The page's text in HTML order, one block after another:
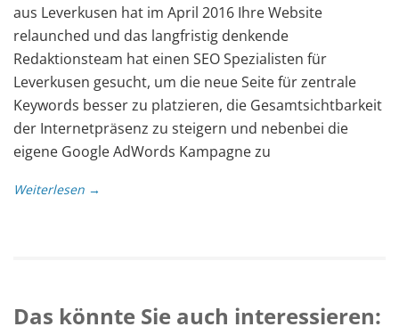
aus Leverkusen hat im April 2016 Ihre Website
relaunched und das langfristig denkende
Redaktionsteam hat einen SEO Spezialisten für
Leverkusen gesucht, um die neue Seite für zentrale
Keywords besser zu platzieren, die Gesamtsichtbarkeit
der Internetpräsenz zu steigern und nebenbei die
eigene Google AdWords Kampagne zu
Weiterlesen →
Das könnte Sie auch interessieren: